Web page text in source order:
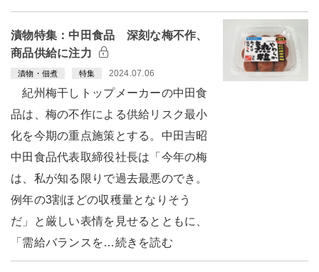
漬物特集：中田食品 深刻な梅不作、
商品供給に注力
漬物・佃煮 特集 2024.07.06
紀州梅干しトップメーカーの中田食
品は、梅の不作による供給リスク最小
化を今期の重点施策とする。中田吉昭
中田食品代表取締役社長は「今年の梅
は、私が知る限りで過去最悪のでき。
例年の3割ほどの収穫量となりそう
だ」と厳しい表情を見せるとともに、
「需給バランスを…続きを読む